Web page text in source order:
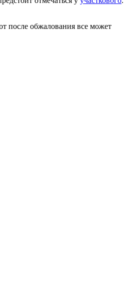
после обжалования все может